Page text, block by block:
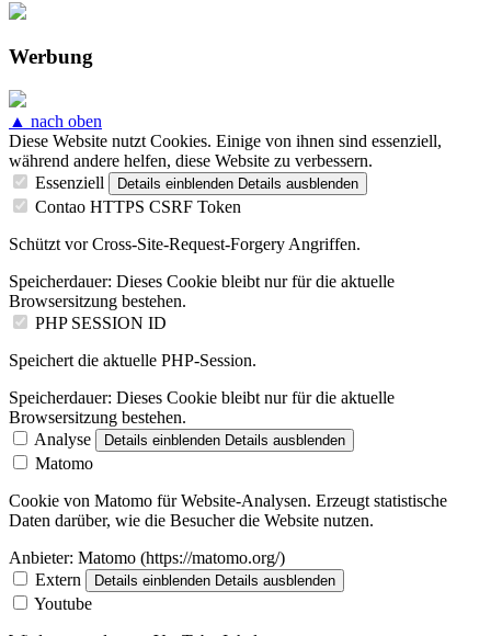
Werbung
▲ nach oben
Diese Website nutzt Cookies. Einige von ihnen sind essenziell,
während andere helfen, diese Website zu verbessern.
Essenziell
Details einblenden Details ausblenden
Contao HTTPS CSRF Token
Schützt vor Cross-Site-Request-Forgery Angriffen.
Speicherdauer: Dieses Cookie bleibt nur für die aktuelle
Browsersitzung bestehen.
PHP SESSION ID
Speichert die aktuelle PHP-Session.
Speicherdauer: Dieses Cookie bleibt nur für die aktuelle
Browsersitzung bestehen.
Analyse
Details einblenden Details ausblenden
Matomo
Cookie von Matomo für Website-Analysen. Erzeugt statistische
Daten darüber, wie die Besucher die Website nutzen.
Anbieter: Matomo (https://matomo.org/)
Extern
Details einblenden Details ausblenden
Youtube